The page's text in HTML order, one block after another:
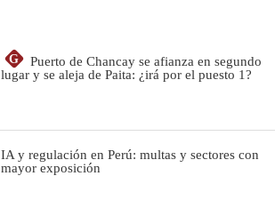
G
Puerto de Chancay se afianza en segundo
lugar y se aleja de Paita: ¿irá por el puesto 1?
IA y regulación en Perú: multas y sectores con
mayor exposición